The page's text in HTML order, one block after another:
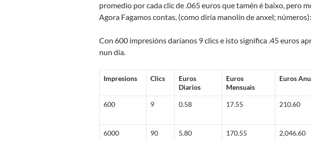
promedio por cada clic de .065 euros que tamén é baixo, pero
Agora Fagamos contas, (como diría manolín de anxel; números):
Con 600 impresións daríanos 9 clics e isto significa .45 euros
nun día.
Impresions Clics
Euros
Diarios
Euros
Mensuais
Euros
600 9 0.58 17.55 210.60
6000 90 5.80 170.55 2,046.60